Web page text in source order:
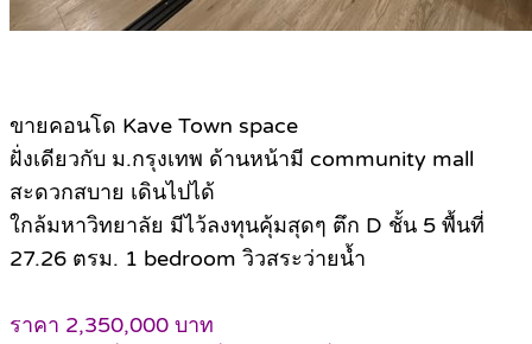
ขายคอนโด Kave Town space
ฝั่งเดียวกับ ม.กรุงเทพ ด้านหน้ามี community mall
สะดวกสบาย เดินไปได้
ใกล้มหาวิทยาลัย มีไว้ลงทุนคุ้มสุดๆ ตึก D ชั้น 5 พื้นที่
27.26 ตรม. 1 bedroom วิวสระว่ายน้ำ
ราคา 2,350,000 บาท